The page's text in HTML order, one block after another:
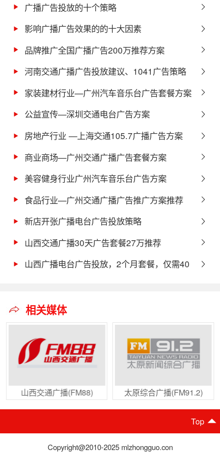
广播广告投放的十个策略
影响广播广告效果的的十大因素
品牌推广全国广播广告200万推荐方案
河南交通广播广告投放建议、1041广告策略
家装建材行业—广州汽车音乐台广告套餐方案
公益宣传—深圳交通电台广告方案
房地产行业 —上海交通105.7广播广告方案
商业商场—广州交通广播广告套餐方案
美容健身行业广州汽车音乐台广告方案
食品行业—广州交通广播广告推广方案推荐
新店开张广播电台广告投放策略
山西交通广播30天广告套餐27万推荐
山西广播电台广告投放，2个月套餐，仅需40
相关媒体
山西交通广播(FM88) 太原综合广播(FM91.2)
Top
Copyright@2010-2025 mlzhongguo.con